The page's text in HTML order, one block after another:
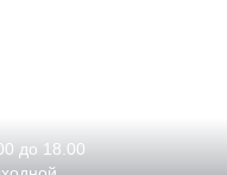
до 18.00